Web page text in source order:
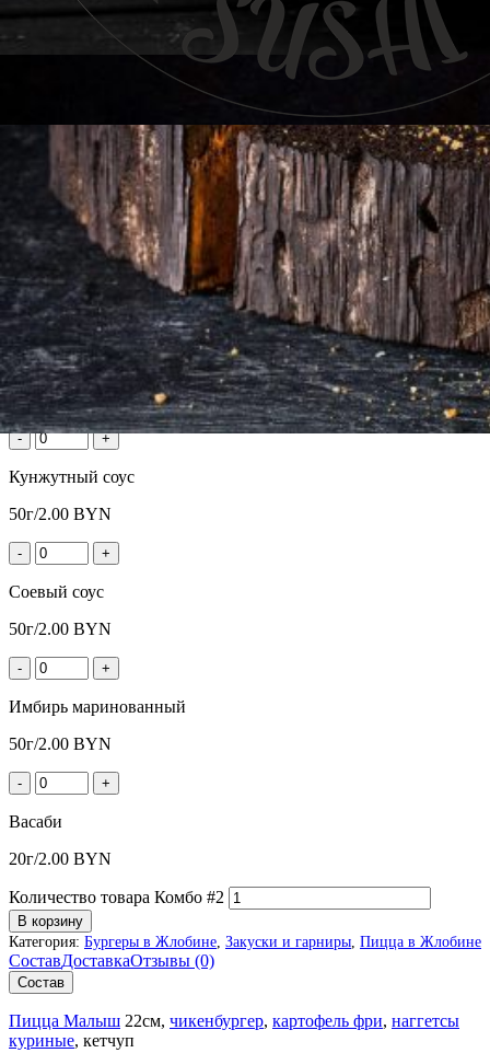
/
Комбо #2
Комбо #2
35.00BYN Первоначальная цена
составляла
35.00 BYN.28.00BYNТекущая цена:
28.00 BYN.
Добавить к заказу
- +
Кунжутный соус
50г/2.00 BYN
- +
Соевый соус
50г/2.00 BYN
- +
Имбирь маринованный
50г/2.00 BYN
- +
Васаби
20г/2.00 BYN
Количество товара Комбо #2
В корзину
Категория: Бургеры в Жлобине Закуски и гарниры Пицца в Жлобине
СоставДоставкаОтзывы (0)
Состав
Пицца Малыш 22см, чикенбургер, картофель фри, наггетсы
куриные, кетчуп